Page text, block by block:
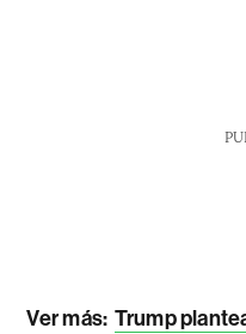
Ver más: Trump